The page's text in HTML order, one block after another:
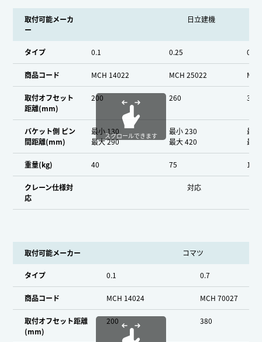
取付可能メーカ
ー
日立建機
タイプ 0.1 0.25 0.45
商品コード MCH 14022 MCH 25022
取付オフセット
距離(mm)
200 260 310
バケット側 ピン
間距離(mm)
最小 130
最大 290
最小 230
最大 420
最
最
重量(kg) 40 75 155
クレーン仕様対
応
対応
スクロールできます
取付可能メーカー コマツ
タイプ 0.1 0.7
商品コード MCH 14024 MCH 70027
取付オフセット距離
(mm)
200 380